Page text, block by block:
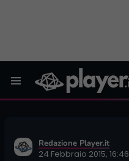
Redazione Player.it
24 Febbraio 2015, 16:46